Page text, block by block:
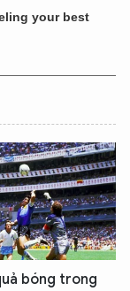
bóng trong